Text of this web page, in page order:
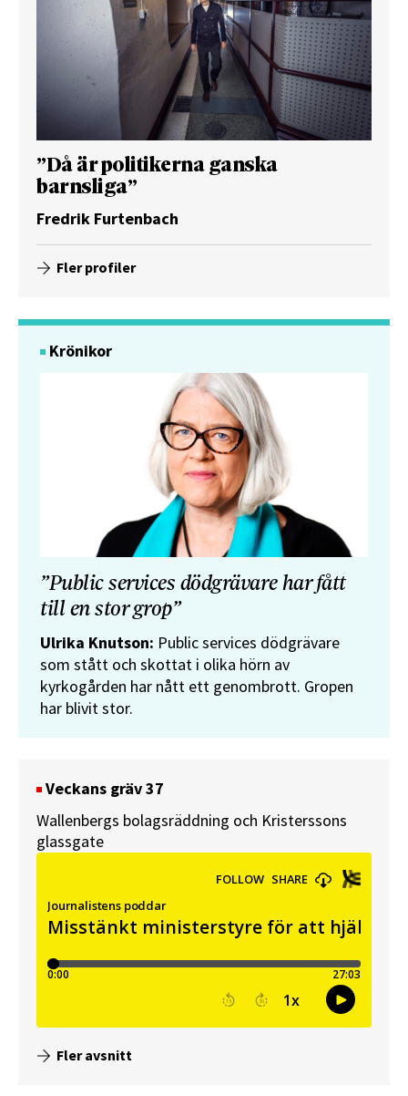
”Då är politikerna ganska
barnsliga”
Fredrik Furtenbach
Fler profiler
Krönikor
”Public services dödgrävare har fått
till en stor grop”
Ulrika Knutson: Public services dödgrävare
som stått och skottat i olika hörn av
kyrkogården har nått ett genombrott. Gropen
har blivit stor.
Veckans gräv 37
Wallenbergs bolagsräddning och Kristerssons
glassgate
Fler avsnitt